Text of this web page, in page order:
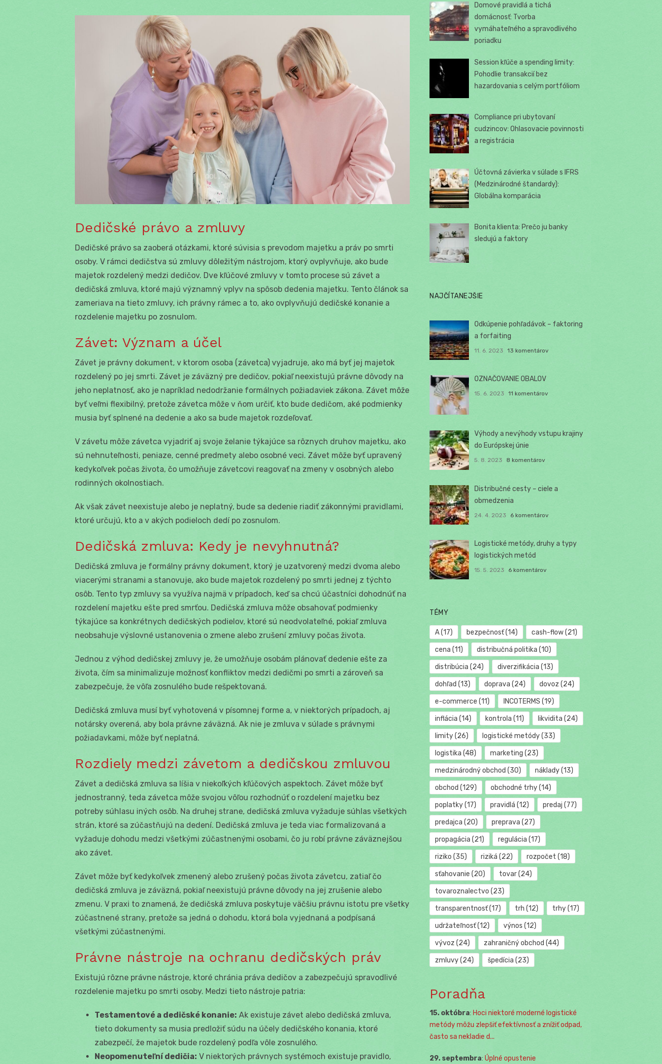
Dedičské právo a zmluvy
Dedičské právo sa zaoberá otázkami, ktoré súvisia s prevodom majetku a práv po smrti
osoby. V rámci dedičstva sú zmluvy dôležitým nástrojom, ktorý ovplyvňuje, ako bude
majetok rozdelený medzi dedičov. Dve kľúčové zmluvy v tomto procese sú závet a
dedičská zmluva, ktoré majú významný vplyv na spôsob dedenia majetku. Tento článok sa
zameriava na tieto zmluvy, ich právny rámec a to, ako ovplyvňujú dedičské konanie a
rozdelenie majetku po zosnulom.
Závet: Význam a účel
Závet je právny dokument, v ktorom osoba (závetca) vyjadruje, ako má byť jej majetok
rozdelený po jej smrti. Závet je záväzný pre dedičov, pokiaľ neexistujú právne dôvody na
jeho neplatnosť, ako je napríklad nedodržanie formálnych požiadaviek zákona. Závet môže
byť veľmi flexibilný, pretože závetca môže v ňom určiť, kto bude dedičom, aké podmienky
musia byť splnené na dedenie a ako sa bude majetok rozdeľovať.
V závetu môže závetca vyjadriť aj svoje želanie týkajúce sa rôznych druhov majetku, ako
sú nehnuteľnosti, peniaze, cenné predmety alebo osobné veci. Závet môže byť upravený
kedykoľvek počas života, čo umožňuje závetcovi reagovať na zmeny v osobných alebo
rodinných okolnostiach.
Ak však závet neexistuje alebo je neplatný, bude sa dedenie riadiť zákonnými pravidlami,
ktoré určujú, kto a v akých podieloch dedí po zosnulom.
Dedičská zmluva: Kedy je nevyhnutná?
Dedičská zmluva je formálny právny dokument, ktorý je uzatvorený medzi dvoma alebo
viacerými stranami a stanovuje, ako bude majetok rozdelený po smrti jednej z týchto
osôb. Tento typ zmluvy sa využíva najmä v prípadoch, keď sa chcú účastníci dohodnúť na
rozdelení majetku ešte pred smrťou. Dedičská zmluva môže obsahovať podmienky
týkajúce sa konkrétnych dedičských podielov, ktoré sú neodvolateľné, pokiaľ zmluva
neobsahuje výslovné ustanovenia o zmene alebo zrušení zmluvy počas života.
Jednou z výhod dedičskej zmluvy je, že umožňuje osobám plánovať dedenie ešte za
života, čím sa minimalizuje možnosť konfliktov medzi dedičmi po smrti a zároveň sa
zabezpečuje, že vôľa zosnulého bude rešpektovaná.
Dedičská zmluva musí byť vyhotovená v písomnej forme a, v niektorých prípadoch, aj
notársky overená, aby bola právne záväzná. Ak nie je zmluva v súlade s právnymi
požiadavkami, môže byť neplatná.
Rozdiely medzi závetom a dedičskou zmluvou
Závet a dedičská zmluva sa líšia v niekoľkých kľúčových aspektoch. Závet môže byť
jednostranný, teda závetca môže svojou vôľou rozhodnúť o rozdelení majetku bez
potreby súhlasu iných osôb. Na druhej strane, dedičská zmluva vyžaduje súhlas všetkých
strán, ktoré sa zúčastňujú na dedení. Dedičská zmluva je teda viac formalizovaná a
vyžaduje dohodu medzi všetkými zúčastnenými osobami, čo ju robí právne záväznejšou
ako závet.
Závet môže byť kedykoľvek zmenený alebo zrušený počas života závetcu, zatiaľ čo
dedičská zmluva je záväzná, pokiaľ neexistujú právne dôvody na jej zrušenie alebo
zmenu. V praxi to znamená, že dedičská zmluva poskytuje väčšiu právnu istotu pre všetky
zúčastnené strany, pretože sa jedná o dohodu, ktorá bola vyjednaná a podpísaná
všetkými zúčastnenými.
Právne nástroje na ochranu dedičských práv
Existujú rôzne právne nástroje, ktoré chránia práva dedičov a zabezpečujú spravodlivé
rozdelenie majetku po smrti osoby. Medzi tieto nástroje patria:
Testamentové a dedičské konanie: Ak existuje závet alebo dedičská zmluva,
tieto dokumenty sa musia predložiť súdu na účely dedičského konania, ktoré
zabezpečí, že majetok bude rozdelený podľa vôle zosnulého.
Neopomenuteľní dedičia: V niektorých právnych systémoch existuje pravidlo,
Domové pravidlá a tichá
domácnosť: Tvorba
vymáhateľného a spravodlivého
poriadku
Session kľúče a spending limity:
Pohodlie transakcií bez
hazardovania s celým portfóliom
Compliance pri ubytovaní
cudzincov: Ohlasovacie povinnosti
a registrácia
Účtovná závierka v súlade s IFRS
(Medzinárodné štandardy):
Globálna komparácia
Bonita klienta: Prečo ju banky
sledujú a faktory
NAJČÍTANEJŠIE
Odkúpenie pohľadávok – faktoring
a forfaiting
11. 6. 2023 13 komentárov
OZNAČOVANIE OBALOV
15. 6. 2023 11 komentárov
Výhody a nevýhody vstupu krajiny
do Európskej únie
5. 8. 2023 8 komentárov
Distribučné cesty – ciele a
obmedzenia
24. 4. 2023 6 komentárov
Logistické metódy, druhy a typy
logistických metód
15. 5. 2023 6 komentárov
TÉMY
A(17) bezpečnosť(14) cash-flow(21)
cena (11) distribučná politika (10)
distribúcia (24) diverzifikácia (13)
dohľad (13) doprava (24) dovoz (24)
e-commerce (11) INCOTERMS (19)
inflácia (14) kontrola (11) likvidita (24)
limity(26) logistické metódy(33)
logistika (48) marketing (23)
medzinárodný obchod (30) náklady(13)
obchod (129) obchodné trhy(14)
poplatky(17) pravidlá (12) predaj (77)
predajca (20) preprava (27)
propagácia (21) regulácia (17)
riziko (35) riziká (22) rozpočet (18)
sťahovanie (20) tovar(24)
tovaroznalectvo (23)
transparentnosť(17) trh (12) trhy(17)
udržateľnosť(12) výnos (12)
vývoz (24) zahraničný obchod (44)
zmluvy(24) špedícia (23)
Poradňa
15. októbra: Hoci niektoré moderné logistické
metódy môžu zlepšiť efektívnosť a znížiť odpad,
často sa nekladie d...
29. septembra: Úplné opustenie